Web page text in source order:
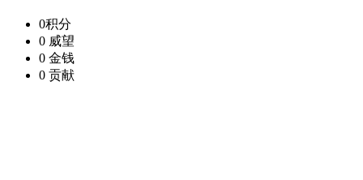
0积分
0 威望
0 金钱
0 贡献